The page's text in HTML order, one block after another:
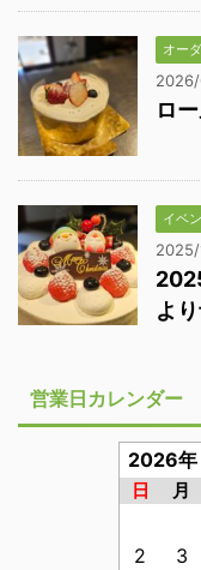
オー
ロ
イベ
よ
営業日カレンダー
2026年
日 月
2
3